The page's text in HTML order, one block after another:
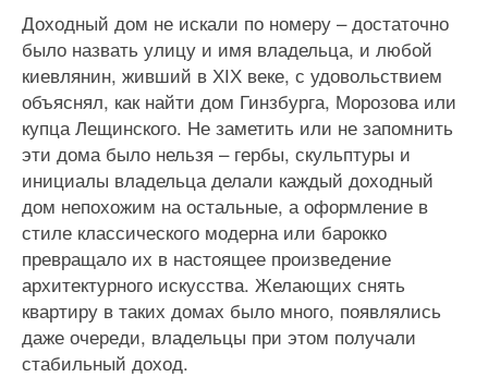
Доходный дом не искали по номеру – достаточно
было назвать улицу и имя владельца, и любой
киевлянин, живший в ХІХ веке, с удовольствием
объяснял, как найти дом Гинзбурга, Морозова или
купца Лещинского. Не заметить или не запомнить
эти дома было нельзя – гербы, скульптуры и
инициалы владельца делали каждый доходный
дом непохожим на остальные, а оформление в
стиле классического модерна или барокко
превращало их в настоящее произведение
архитектурного искусства. Желающих снять
квартиру в таких домах было много, появлялись
даже очереди, владельцы при этом получали
стабильный доход.